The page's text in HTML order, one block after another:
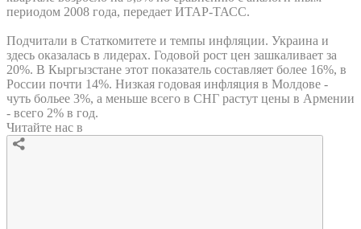
периодом 2008 года, передает ИТАР-ТАСС.
Подчитали в Статкомитете и темпы инфляции. Украина и
здесь оказалась в лидерах. Годовой рост цен зашкаливает за
20%. В Кыргызстане этот показатель составляет более 16%, в
России почти 14%. Низкая годовая инфляция в Молдове -
чуть больее 3%, а меньше всего в СНГ растут цены в Армении
- всего 2% в год.
Читайте нас в